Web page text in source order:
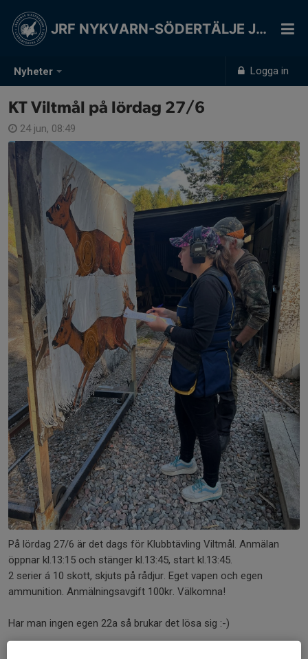
Nyheter Logga in
JRF NYKVARN-SÖDERTÄLJE JSK
KT Viltmål på lördag 27/6
24 jun, 08:49
På lördag 27/6 är det dags för Klubbtävling Viltmål. Anmälan
öppnar kl.13:15 och stänger kl.13:45, start kl.13:45.
2 serier á 10 skott, skjuts på rådjur. Eget vapen och egen
ammunition. Anmälningsavgift 100kr. Välkomna!
Har man ingen egen 22a så brukar det lösa sig :-)